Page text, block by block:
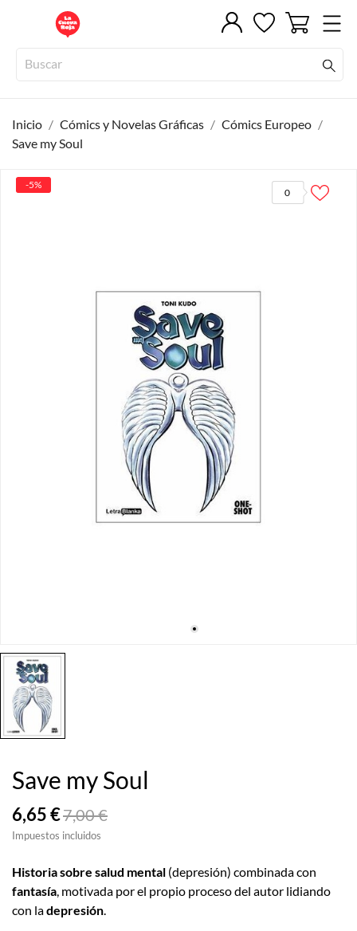
Inicio Cómics y Novelas Gráficas
Cómics Europeo
Save my Soul
0
-5%
Save my Soul
6,65 €7,00 €
Impuestos incluidos
Historia sobre salud mental (depresión) combinada con
fantasía, motivada por el propio proceso del autor lidiando
con ladepresión.